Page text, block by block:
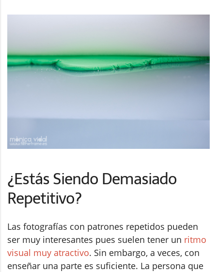
¿Estás Siendo Demasiado
Repetitivo?
Las fotografías con patrones repetidos pueden
ser muy interesantes pues suelen tener un ritmo
visual muy atractivo. Sin embargo, a veces, con
enseñar una parte es suficiente. La persona que